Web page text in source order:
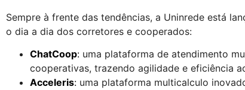
Sempre à frente das tendências, a Uninrede está
o dia a dia dos corretores e cooperados:
ChatCoop: uma plataforma de atendimento
cooperativas, trazendo agilidade e eficiência
Acceleris: uma plataforma multicalculo